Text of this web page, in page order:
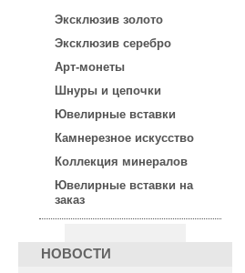
Эксклюзив золото
Эксклюзив серебро
Арт-монеты
Шнуры и цепочки
Ювелирные вставки
Камнерезное искусство
Коллекция минералов
Ювелирные вставки на
заказ
НОВОСТИ